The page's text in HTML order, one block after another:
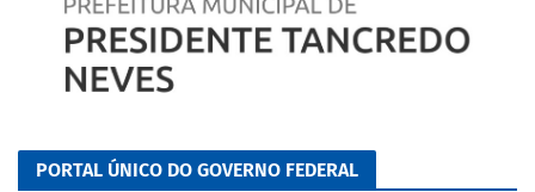
PORTAL ÚNICO DO GOVERNO FEDERAL